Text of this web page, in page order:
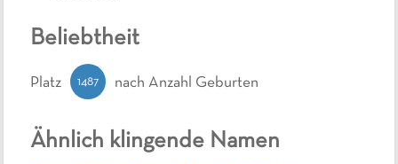
Ähnlich klingende Namen
Beliebtheit
Platz 1487 nach Anzahl Geburten